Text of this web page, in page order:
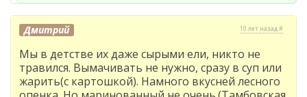
Дмитрий 10 лет назад #
Мы в детстве их даже сырыми ели, никто не
травился. Вымачивать не нужно, сразу в суп или
жарить(с картошкой). Намного вкусней лесного